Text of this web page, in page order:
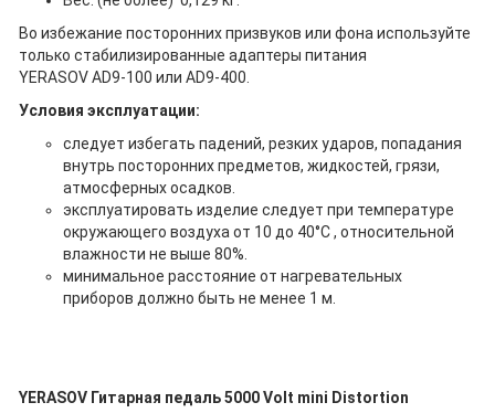
Во избежание посторонних призвуков или фона используйте
только стабилизированные адаптеры питания
YERASOV AD9-100 или AD9-400.
Условия эксплуатации:
следует избегать падений, резких ударов, попадания
внутрь посторонних предметов, жидкостей, грязи,
атмосферных осадков.
эксплуатировать изделие следует при температуре
окружающего воздуха от 10 до 40°С , относительной
влажности не выше 80%.
минимальное расстояние от нагревательных
приборов должно быть не менее 1 м.
YERASOV Гитарная педаль 5000 Volt mini Distortion